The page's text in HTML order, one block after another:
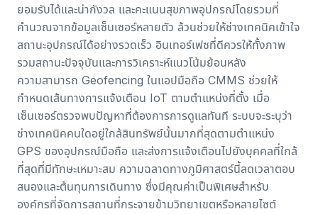
ยอมรับได้และน่ากังวล และคะแนนสุขภาพอุปกรณ์โดยรวมที่
คำนวณจากข้อมูลเซ็นเซอร์หลายตัว ล้วนช่วยให้ช่างเทคนิคเข้าใจ
สถานะอุปกรณ์ได้อย่างรวดเร็ว อินเทอร์เฟซที่ดีควรให้ทั้งภาพ
รวมสถานะปัจจุบันและการวิเคราะห์แนวโน้มย้อนหลัง
ความสามารถ Geofencing ในแอปมือถือ CMMS ช่วยให้
กำหนดเส้นทางการแจ้งเตือน IoT ตามตำแหน่งที่ตั้ง เมื่อ
เซ็นเซอร์ตรวจพบปัญหาที่ต้องการการดูแลทันที ระบบจะระบุว่า
ช่างเทคนิคคนใดอยู่ใกล้สินทรัพย์นั้นมากที่สุดตามตำแหน่ง
GPS ของอุปกรณ์มือถือ และส่งการแจ้งเตือนไปยังบุคคลที่ใกล้
ที่สุดที่มีทักษะเหมาะสม ความฉลาดทางภูมิศาสตร์นี้ลดเวลาตอบ
สนองและต้นทุนการเดินทาง ซึ่งมีคุณค่าเป็นพิเศษสำหรับ
องค์กรที่จัดการสถานที่กระจายข้ามวิทยาเขตหรือหลายไซต์